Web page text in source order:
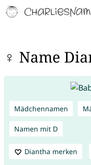
♀ Name
Mädchennamen
Namen mit D
Diantha merken